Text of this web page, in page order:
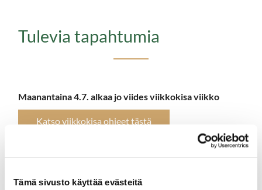
Tämä sivusto käyttää evästeitä
Tulevia tapahtumia
Maanantaina 4.7. alkaa jo viides viikkokisa viikko
Katso viikkokisa ohjeet tästä
jäsenseurojen jäsenille. Pelimuoto: pariscramble